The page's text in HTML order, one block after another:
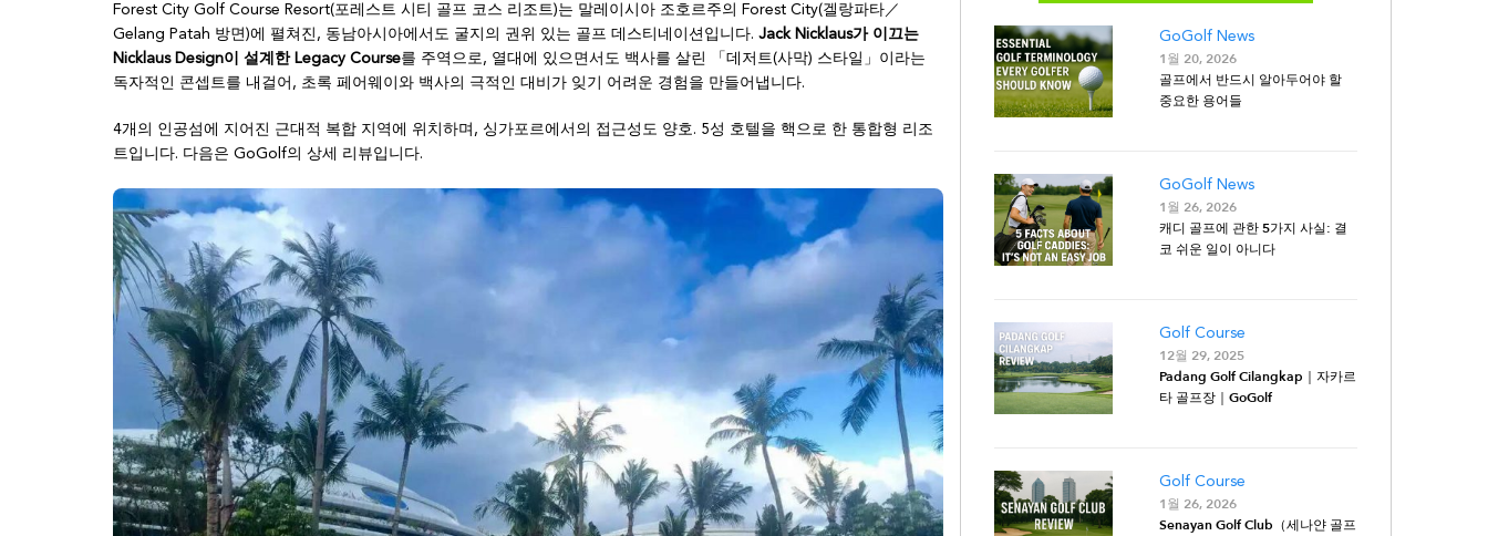
Forest City Golf Course Resort(포레스트 시티 골프 코스 리조트)는 말레이시아 조호르주의 Forest City(겔랑파타／
Gelang Patah 방면)에 펼쳐진, 동남아시아에서도 굴지의 권위 있는 골프 데스티네이션입니다. Jack Nicklaus가 이끄는
Nicklaus Design이 설계한 Legacy Course를 주역으로, 열대에 있으면서도 백사를 살린 「데저트(사막) 스타일」이라는
독자적인 콘셉트를 내걸어, 초록 페어웨이와 백사의 극적인 대비가 잊기 어려운 경험을 만들어냅니다.
4개의 인공섬에 지어진 근대적 복합 지역에 위치하며, 싱가포르에서의 접근성도 양호. 5성 호텔을 핵으로 한 통합형 리조
트입니다. 다음은 GoGolf의 상세 리뷰입니다.
GoGolf News
1월 20, 2026
골프에서 반드시 알아두어야 할
중요한 용어들
GoGolf News
1월 26, 2026
캐디 골프에 관한 5가지 사실: 결
코 쉬운 일이 아니다
Golf Course
12월 29, 2025
Padang Golf Cilangkap｜자카르
타 골프장｜GoGolf
Golf Course
1월 26, 2026
Senayan Golf Club（세나얀 골프